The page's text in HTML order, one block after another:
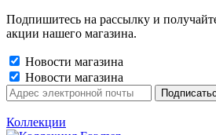
Подпишитесь на рассылку и
акции нашего магазина.
Новости магазина
Новости магазина
Коллекции